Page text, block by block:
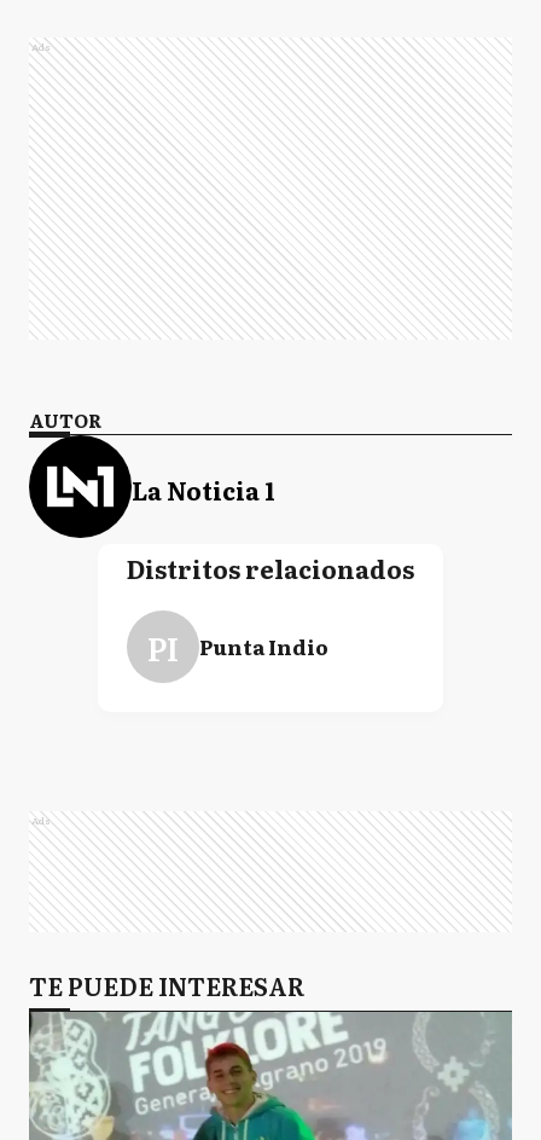
Ads
AUTOR
La Noticia 1
Distritos relacionados
PI Punta Indio
Ads
TE PUEDE INTERESAR